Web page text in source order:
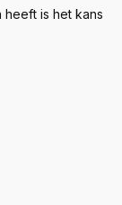
is het kans